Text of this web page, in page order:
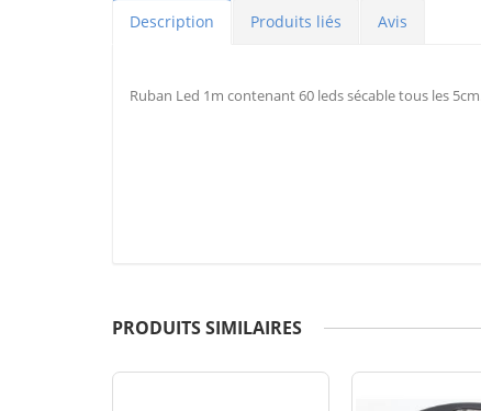
Description Produits liés Avis
Ruban Led 1m contenant 60 leds sécable tous les
PRODUITS SIMILAIRES